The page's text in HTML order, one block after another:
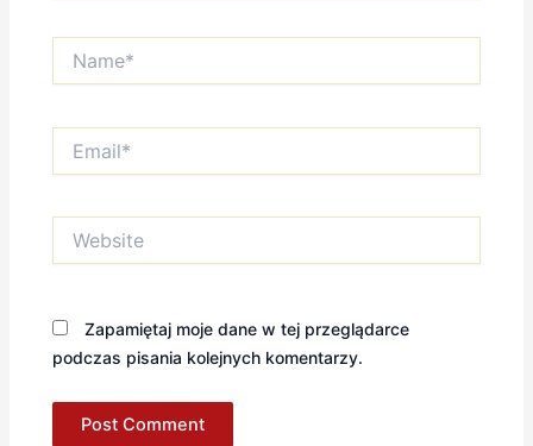
Zapamiętaj moje dane w tej przeglądarce
podczas pisania kolejnych komentarzy.